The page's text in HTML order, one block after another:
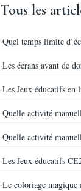
Tous les
·Quel temps limite
·Les écrans avant de
·Les Jeux éducatifs en
·Quelle activité
·Quelle activité
·Les Jeux éducatifs
·Le coloriage magique